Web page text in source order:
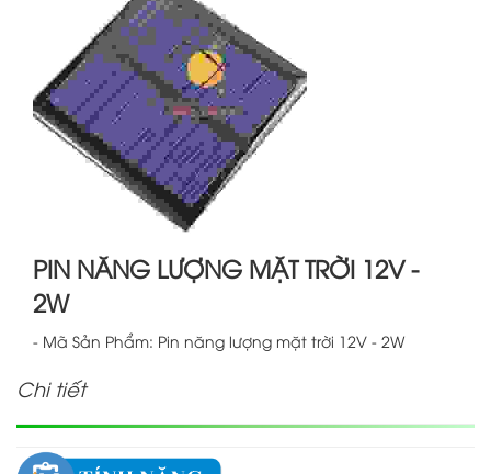
PIN NĂNG LƯỢNG MẶT TRỜI 12V -
2W
- Mã Sản Phẩm: Pin năng lượng mặt trời 12V - 2W
Chi tiết